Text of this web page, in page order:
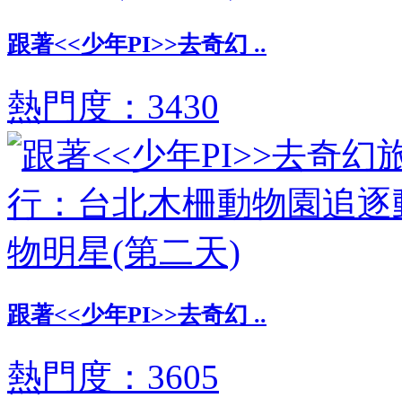
跟著<<少年PI>>去奇幻 ..
熱門度：3430
跟著<<少年PI>>去奇幻 ..
熱門度：3605